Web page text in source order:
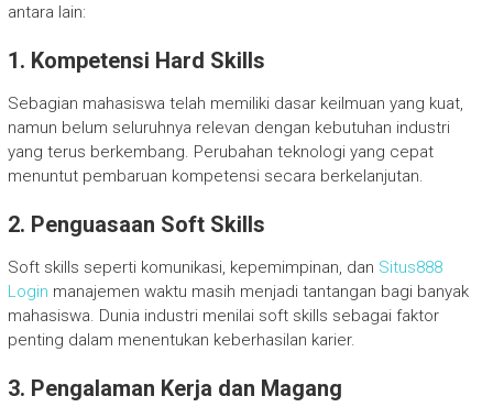
antara lain:
1. Kompetensi Hard Skills
Sebagian mahasiswa telah memiliki dasar keilmuan yang kuat,
namun belum seluruhnya relevan dengan kebutuhan industri
yang terus berkembang. Perubahan teknologi yang cepat
menuntut pembaruan kompetensi secara berkelanjutan.
2. Penguasaan Soft Skills
Soft skills seperti komunikasi, kepemimpinan, dan Situs888
Login manajemen waktu masih menjadi tantangan bagi banyak
mahasiswa. Dunia industri menilai soft skills sebagai faktor
penting dalam menentukan keberhasilan karier.
3. Pengalaman Kerja dan Magang